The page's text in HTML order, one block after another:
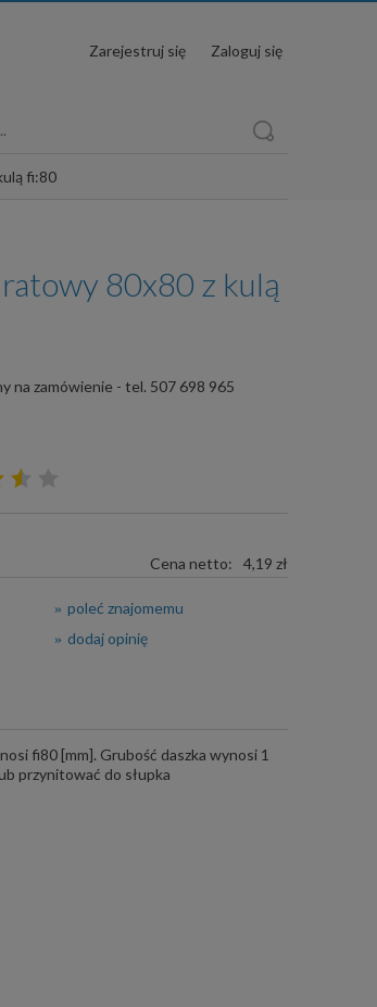
Zarejestruj się Zaloguj się
fi:80
80x80 z kulą
na zamówienie - tel. 507 698 965
Cena netto: 4,19 zł
poleć znajomemu
dodaj opinię
fi80 [mm]. Grubość daszka wynosi 1
przynitować do słupka